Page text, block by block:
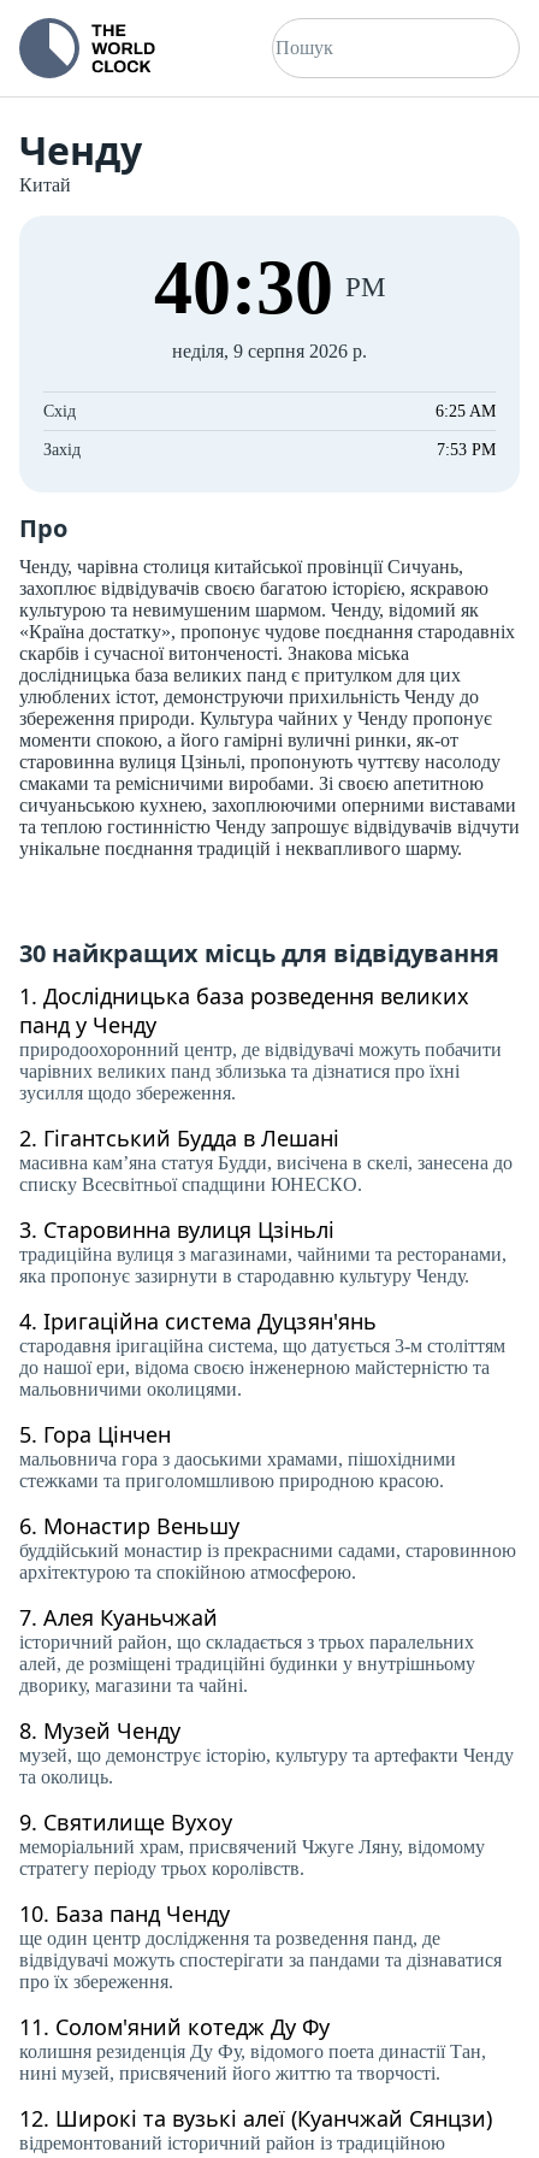
Ченду
Китай
40:30 PM
неділя, 9 серпня 2026 р.
Схід 6:25 AM
Захід 7:53 PM
Про
Ченду, чарівна столиця китайської провінції Сичуань,
захоплює відвідувачів своєю багатою історією, яскравою
культурою та невимушеним шармом. Ченду, відомий як
«Країна достатку», пропонує чудове поєднання стародавніх
скарбів і сучасної витонченості. Знакова міська
дослідницька база великих панд є притулком для цих
улюблених істот, демонструючи прихильність Ченду до
збереження природи. Культура чайних у Ченду пропонує
моменти спокою, а його гамірні вуличні ринки, як-от
старовинна вулиця Цзіньлі, пропонують чуттєву насолоду
смаками та ремісничими виробами. Зі своєю апетитною
сичуаньською кухнею, захоплюючими оперними виставами
та теплою гостинністю Ченду запрошує відвідувачів відчути
унікальне поєднання традицій і неквапливого шарму.
30 найкращих місць для відвідування
1. Дослідницька база розведення великих
панд у Ченду
природоохоронний центр, де відвідувачі можуть побачити
чарівних великих панд зблизька та дізнатися про їхні
зусилля щодо збереження.
2. Гігантський Будда в Лешані
масивна кам’яна статуя Будди, висічена в скелі, занесена до
списку Всесвітньої спадщини ЮНЕСКО.
3. Старовинна вулиця Цзіньлі
традиційна вулиця з магазинами, чайними та ресторанами,
яка пропонує зазирнути в стародавню культуру Ченду.
4. Іригаційна система Дуцзян'янь
стародавня іригаційна система, що датується 3-м століттям
до нашої ери, відома своєю інженерною майстерністю та
мальовничими околицями.
5. Гора Цінчен
мальовнича гора з даоськими храмами, пішохідними
стежками та приголомшливою природною красою.
6. Монастир Веньшу
буддійський монастир із прекрасними садами, старовинною
архітектурою та спокійною атмосферою.
7. Алея Куаньчжай
історичний район, що складається з трьох паралельних
алей, де розміщені традиційні будинки у внутрішньому
дворику, магазини та чайні.
8. Музей Ченду
музей, що демонструє історію, культуру та артефакти Ченду
та околиць.
9. Святилище Вухоу
меморіальний храм, присвячений Чжуге Ляну, відомому
стратегу періоду трьох королівств.
10. База панд Ченду
ще один центр дослідження та розведення панд, де
відвідувачі можуть спостерігати за пандами та дізнаватися
про їх збереження.
11. Солом'яний котедж Ду Фу
колишня резиденція Ду Фу, відомого поета династії Тан,
нині музей, присвячений його життю та творчості.
12. Широкі та вузькі алеї (Куанчжай Сянцзи)
відремонтований історичний район із традиційною